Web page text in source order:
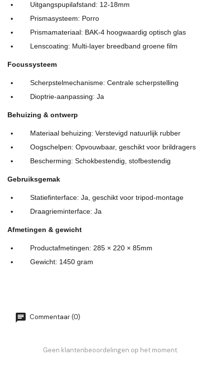
Uitgangspupilafstand: 12-18mm
Prismasysteem: Porro
Prismamateriaal: BAK-4 hoogwaardig optisch glas
Lenscoating: Multi-layer breedband groene film
Focussysteem
Scherpstelmechanisme: Centrale scherpstelling
Dioptrie-aanpassing: Ja
Behuizing & ontwerp
Materiaal behuizing: Verstevigd natuurlijk rubber
Oogschelpen: Opvouwbaar, geschikt voor brildragers
Bescherming: Schokbestendig, stofbestendig
Gebruiksgemak
Statiefinterface: Ja, geschikt voor tripod-montage
Draagrieminterface: Ja
Afmetingen & gewicht
Productafmetingen: 285 × 220 × 85mm
Gewicht: 1450 gram
Commentaar (0)
Geen klantenbeoordelingen op het moment.